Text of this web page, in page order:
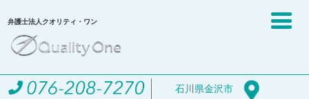
弁護士法人クオリティ・ワン
石川県金沢市